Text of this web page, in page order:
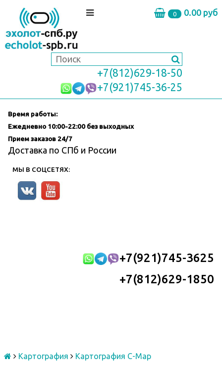
0 0.00 руб
+7(812)629-18-50
+7(921)745-36-25
Время работы:
Ежедневно 10:00-22:00 без выходных
Прием заказов 24/7
Доставка по СПб и России
МЫ В СОЦСЕТЯХ:
+7(921)745-3625
+7(812)629-1850
Картография Картография C-Map